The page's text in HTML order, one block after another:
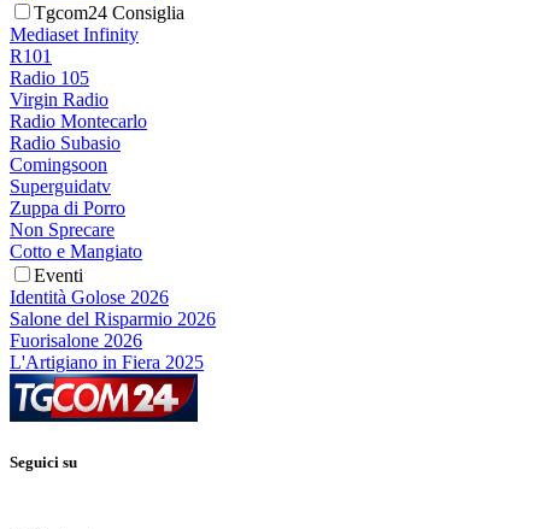
Tgcom24 Consiglia
Mediaset Infinity
R101
Radio 105
Virgin Radio
Radio Montecarlo
Radio Subasio
Comingsoon
Superguidatv
Zuppa di Porro
Non Sprecare
Cotto e Mangiato
Eventi
Identità Golose 2026
Salone del Risparmio 2026
Fuorisalone 2026
L'Artigiano in Fiera 2025
Seguici su